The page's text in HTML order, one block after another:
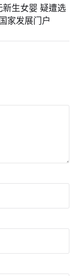
生女婴 疑遭选
家发展门户